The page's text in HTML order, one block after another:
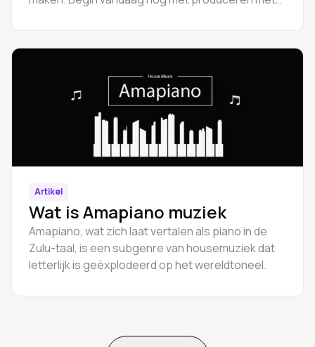
Artikel
Wat is Amapiano muziek
Amapiano, wat zich laat vertalen als piano in de
Zulu-taal, is een subgenre van housemuziek dat
letterlijk is geëxplodeerd op het wereldtoneel.